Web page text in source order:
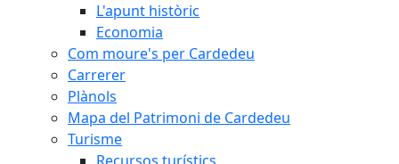
L'apunt històric
Economia
Com moure's per Cardedeu
Carrerer
Plànols
Mapa del Patrimoni de Cardedeu
Turisme